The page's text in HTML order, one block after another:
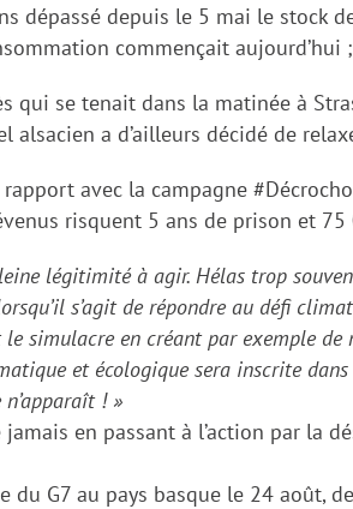
dépassé depuis le 5 mai le stock
commençait aujourd’hui ;
qui se tenait dans la matinée à
alsacien a d’ailleurs décidé de
rapport avec la campagne
risquent 5 ans de prison et
légitimité à agir. Hélas trop
s’agit de répondre au défi
simulacre en créant par exemple de
et écologique sera inscrite
! »
jamais en passant à l’action par la
G7 au pays basque le 24 août,